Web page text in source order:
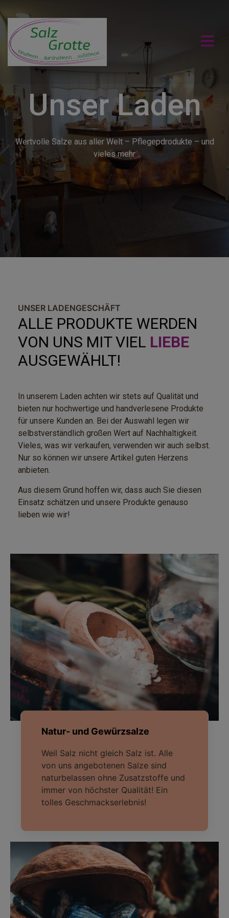
Unser Laden
Wertvolle Salze aus aller Welt – Pflegepdrodukte – und
vieles mehr
UNSER LADENGESCHÄFT
ALLE PRODUKTE WERDEN
VON UNS MIT VIEL LIEBE
AUSGEWÄHLT!
In unserem Laden achten wir stets auf Qualität und
bieten nur hochwertige und handverlesene Produkte
für unsere Kunden an. Bei der Auswahl legen wir
selbstverständlich großen Wert auf Nachhaltigkeit.
Vieles, was wir verkaufen, verwenden wir auch selbst.
Nur so können wir unsere Artikel guten Herzens
anbieten.
Aus diesem Grund hoffen wir, dass auch Sie diesen
Einsatz schätzen und unsere Produkte genauso
lieben wie wir!
Natur- und Gewürzsalze
Weil Salz nicht gleich Salz ist. Alle
von uns angebotenen Salze sind
naturbelassen ohne Zusatzstoffe und
immer von höchster Qualität! Ein
tolles Geschmackserlebnis!